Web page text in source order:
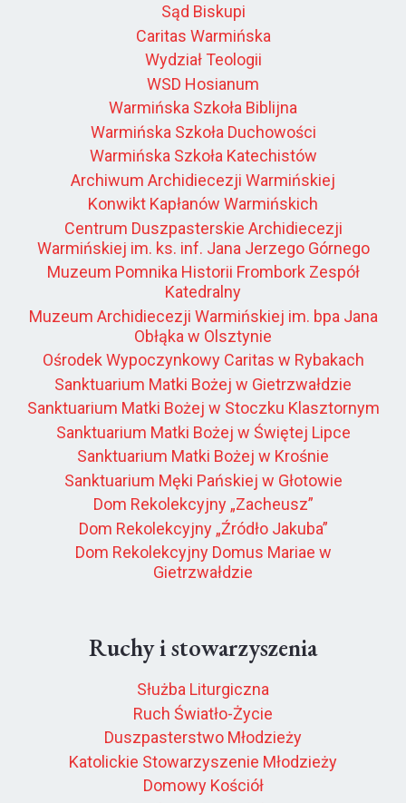
Sąd Biskupi
Caritas Warmińska
Wydział Teologii
WSD Hosianum
Warmińska Szkoła Biblijna
Warmińska Szkoła Duchowości
Warmińska Szkoła Katechistów
Archiwum Archidiecezji Warmińskiej
Konwikt Kapłanów Warmińskich
Centrum Duszpasterskie Archidiecezji
Warmińskiej im. ks. inf. Jana Jerzego Górnego
Muzeum Pomnika Historii Frombork Zespół
Katedralny
Muzeum Archidiecezji Warmińskiej im. bpa Jana
Obłąka w Olsztynie
Ośrodek Wypoczynkowy Caritas w Rybakach
Sanktuarium Matki Bożej w Gietrzwałdzie
Sanktuarium Matki Bożej w Stoczku Klasztornym
Sanktuarium Matki Bożej w Świętej Lipce
Sanktuarium Matki Bożej w Krośnie
Sanktuarium Męki Pańskiej w Głotowie
Dom Rekolekcyjny „Zacheusz”
Dom Rekolekcyjny „Źródło Jakuba”
Dom Rekolekcyjny Domus Mariae w
Gietrzwałdzie
Ruchy i stowarzyszenia
Służba Liturgiczna
Ruch Światło-Życie
Duszpasterstwo Młodzieży
Katolickie Stowarzyszenie Młodzieży
Domowy Kościół